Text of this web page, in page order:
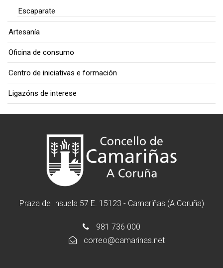
Escaparate
Artesanía
Oficina de consumo
Centro de iniciativas e formación
Ligazóns de interese
Praza de Insuela 57 E. 15123 - Camariñas (A Coruña)
981 736 000
correo@camarinas.net